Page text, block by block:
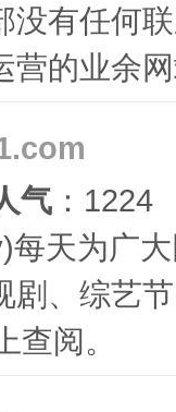
没有任何
营的业余
气 ：1224
每天为广
剧、综艺
查阅。